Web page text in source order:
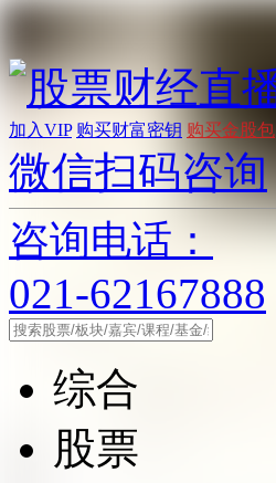
加入VIP 购买财富密钥 购买金股包
微信扫码咨询
咨询电话：
021-62167888
综合
股票